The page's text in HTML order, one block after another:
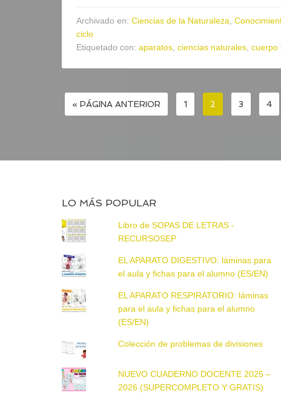
Archivado en: Ciencias de la Naturaleza
ciclo
Etiquetado con: aparatos ciencias naturales cuerpo
« PÁGINA ANTERIOR 1 2 3 4
LO MÁS POPULAR
Libro de SOPAS DE LETRAS -
RECURSOSEP
EL APARATO DIGESTIVO: láminas para
el aula y fichas para el alumno (ES/EN)
EL APARATO RESPIRATORIO: láminas
para el aula y fichas para el alumno
(ES/EN)
Colección de problemas de divisiones
NUEVO CUADERNO DOCENTE 2025 –
2026 (SUPERCOMPLETO Y GRATIS)